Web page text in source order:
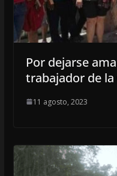
Por dejarse
trabajador de la
11 agosto, 2023